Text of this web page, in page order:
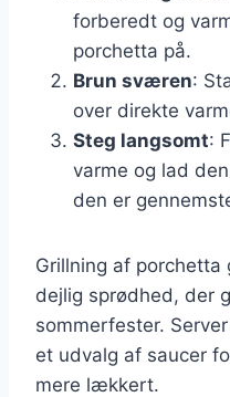
forberedt og
porchetta på.
Brun sværen:
over direkte
Steg langsomt:
varme og lad
den er
Grillning af porchetta
dejlig sprødhed, der
sommerfester.
et udvalg af saucer
mere lækkert.